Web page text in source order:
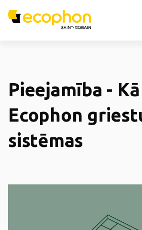
Pieejamība -
Ecophon
sistēmas